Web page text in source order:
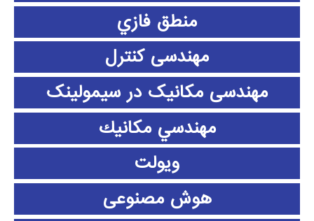
منطق فازي
مهندسی کنترل
مهندسی مکانیک در سیمولینک
مهندسي مكانيك
ویولت
هوش مصنوعی